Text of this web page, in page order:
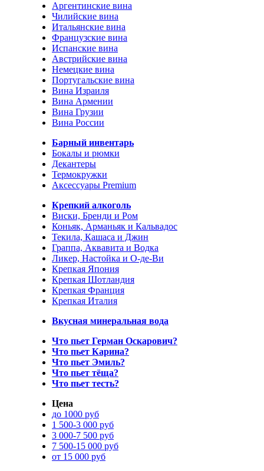
Аргентинские вина
Чилийские вина
Итальянские вина
Французские вина
Испанские вина
Австрийские вина
Немецкие вина
Португальские вина
Вина Израиля
Вина Армении
Вина Грузии
Вина России
Барный инвентарь
Бокалы и рюмки
Декантеры
Термокружки
Аксессуары Premium
Крепкий алкоголь
Виски, Бренди и Ром
Коньяк, Арманьяк и Кальвадос
Текила, Кашаса и Джин
Граппа, Аквавита и Водка
Ликер, Настойка и О-де-Ви
Крепкая Япония
Крепкая Шотландия
Крепкая Франция
Крепкая Италия
Вкусная минеральная вода
Что пьет Герман Оскарович?
Что пьет Карина?
Что пьет Эмиль?
Что пьет тёща?
Что пьет тесть?
Цена
до 1000 руб
1 500-3 000 руб
3 000-7 500 руб
7 500-15 000 руб
от 15 000 руб